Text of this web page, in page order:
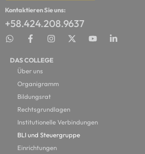
Kontaktieren Sie uns:
+58.424.208.9637
DAS COLLEGE
Über uns
Organigramm
Bildungsrat
Rechtsgrundlagen
Institutionelle Verbindungen
BLI und Steuergruppe
Einrichtungen